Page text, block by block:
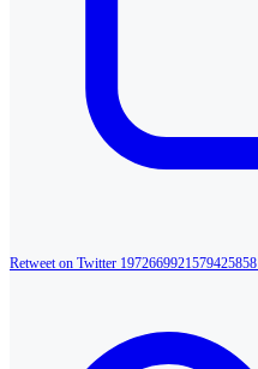
Retweet on Twitter 1972669921579425858